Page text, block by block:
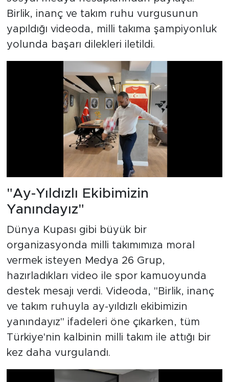
Birlik, inanç ve takım ruhu vurgusunun
yapıldığı videoda, milli takıma şampiyonluk
yolunda başarı dilekleri iletildi.
"Ay-Yıldızlı Ekibimizin
Yanındayız"
Dünya Kupası gibi büyük bir
organizasyonda milli takımımıza moral
vermek isteyen Medya 26 Grup,
hazırladıkları video ile spor kamuoyunda
destek mesajı verdi. Videoda, "Birlik, inanç
ve takım ruhuyla ay-yıldızlı ekibimizin
yanındayız" ifadeleri öne çıkarken, tüm
Türkiye'nin kalbinin milli takım ile attığı bir
kez daha vurgulandı.